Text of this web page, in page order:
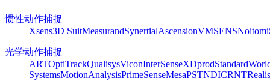
惯性动作捕捉
Xsens3D SuitMeasurandSynertialAscensionVMSENSNoitom
光学动作捕捉
ARTOptiTrackQualisysViconInterSenseXDprodStandard
SystemsMotionAnalysisPrimeSenseMesaPSTNDICRNTRealis